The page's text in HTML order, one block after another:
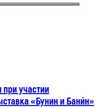
участии
«Бунин и Бани́н»